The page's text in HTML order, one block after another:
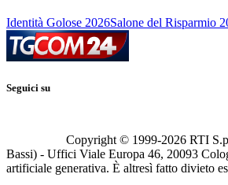
Identità Golose 2026Salone del Risparmio
Seguici su
Copyright © 1999-2026 RTI
Bassi) - Uffici Viale Europa 46, 20093
artificiale generativa. È altresì fatto divieto